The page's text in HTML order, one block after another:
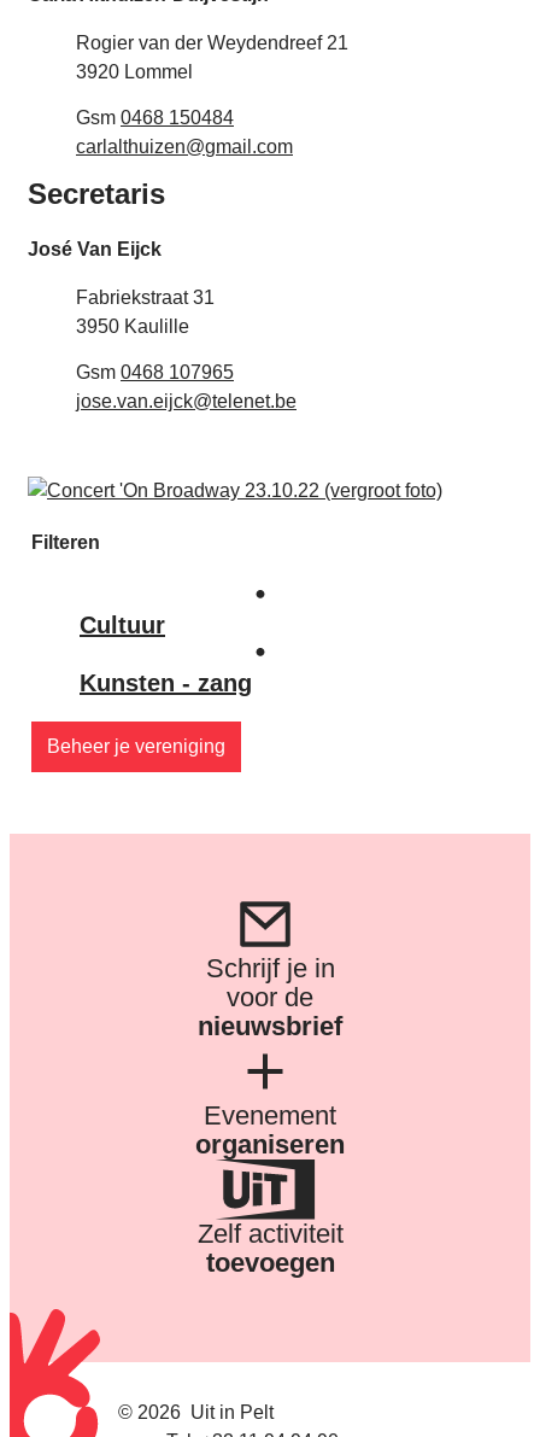
AdresRogier van der Weydendreef 21
,3920 Lommel
0468 150484
E-mailcarlalthuizen@gmail.com
Secretaris
José Van Eijck
AdresFabriekstraat 31
,3950 Kaulille
0468 107965
E-mailjose.van.eijck@telenet.be
Filteren
Cultuur
Kunsten - zang
Beheer je vereniging
Schrijf je in
voor de
nieuwsbrief
Evenement
organiseren
Zelf activiteit
toevoegen
© 2026 Uit in Pelt